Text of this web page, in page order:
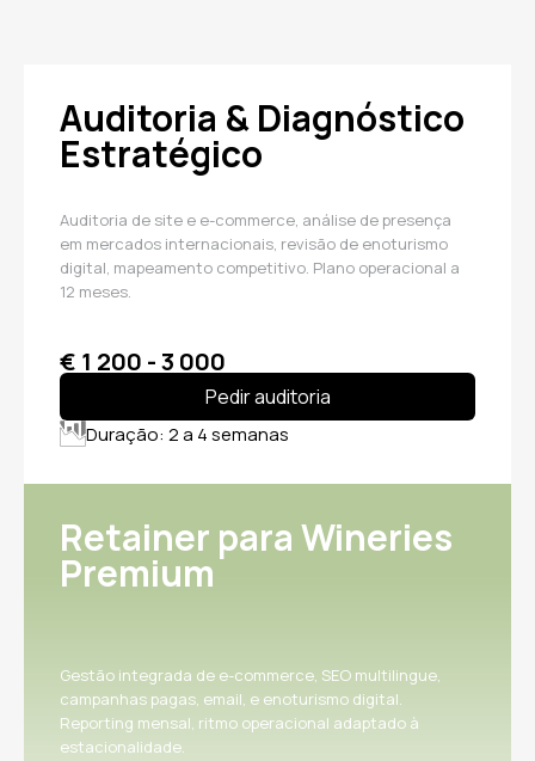
Auditoria & Diagnóstico
Estratégico
Auditoria de site e e-commerce, análise de presença
em mercados internacionais, revisão de enoturismo
digital, mapeamento competitivo. Plano operacional a
12 meses.
€ 1 200 - 3 000
Pedir auditoria
Duração: 2 a 4 semanas
Retainer para Wineries
Premium
Gestão integrada de e-commerce, SEO multilingue,
campanhas pagas, email, e enoturismo digital.
Reporting mensal, ritmo operacional adaptado à
estacionalidade.